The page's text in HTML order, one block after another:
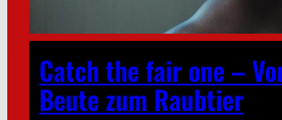
Catch the fair one –
Beute zum Raubtier